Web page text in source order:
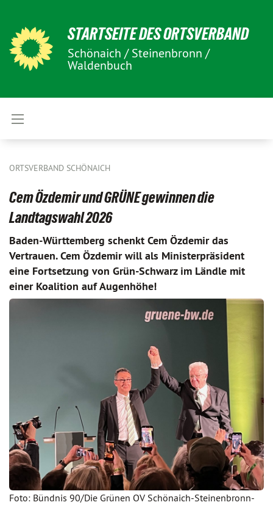
STARTSEITE DES ORTSVERBAND
Schönaich / Steinenbronn /
Waldenbuch
ORTSVERBAND SCHÖNAICH
Cem Özdemir und GRÜNE gewinnen die
Landtagswahl 2026
Baden-Württemberg schenkt Cem Özdemir das
Vertrauen. Cem Özdemir will als Ministerpräsident
eine Fortsetzung von Grün-Schwarz im Ländle mit
einer Koalition auf Augenhöhe!
Foto: Bündnis 90/Die Grünen OV Schönaich-Steinenbronn-